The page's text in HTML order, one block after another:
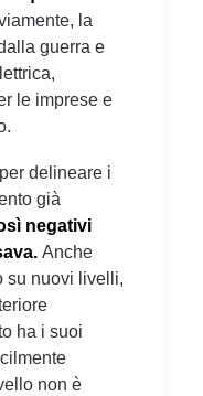
la
guerra e
le imprese e
delineare i
già
negativi
Anche
su nuovi livelli,
ha i suoi
non è